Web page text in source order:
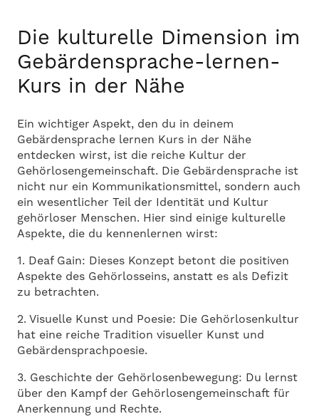
Die kulturelle Dimension im
Gebärdensprache-lernen-
Kurs in der Nähe
Ein wichtiger Aspekt, den du in deinem
Gebärdensprache lernen Kurs in der Nähe
entdecken wirst, ist die reiche Kultur der
Gehörlosengemeinschaft. Die Gebärdensprache ist
nicht nur ein Kommunikationsmittel, sondern auch
ein wesentlicher Teil der Identität und Kultur
gehörloser Menschen. Hier sind einige kulturelle
Aspekte, die du kennenlernen wirst:
1. Deaf Gain: Dieses Konzept betont die positiven
Aspekte des Gehörlosseins, anstatt es als Defizit
zu betrachten.
2. Visuelle Kunst und Poesie: Die Gehörlosenkultur
hat eine reiche Tradition visueller Kunst und
Gebärdensprachpoesie.
3. Geschichte der Gehörlosenbewegung: Du lernst
über den Kampf der Gehörlosengemeinschaft für
Anerkennung und Rechte.